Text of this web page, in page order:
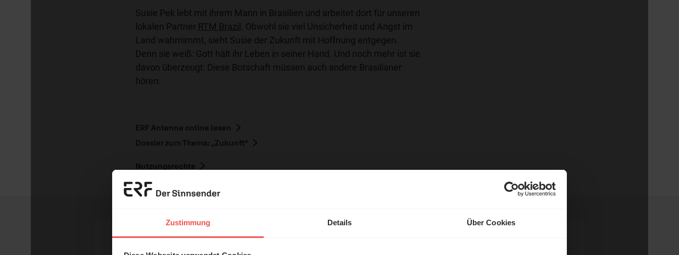
Zustimmung Details Über Cookies
Susie Pek lebt mit ihrem Mann in Brasilien und arbeitet dort für unseren
lokalen Partner RTM Brazil . Obwohl sie viel Unsicherheit und Angst im
Land wahrnimmt, sieht Susie der Zukunft mit Hoffnung entgegen.
Denn sie weiß: Gott hält ihr Leben in seiner Hand. Und noch mehr ist sie
davon überzeugt: Diese Botschaft müssen auch andere Brasilianer
hören.
ERF Antenne online lesen
Dossier zum Thema: „Zukunft“
Nutzungsrechte
Erzähl mal!
Das erleben unsere Hörerinnen
und Hörer mit Gott ...